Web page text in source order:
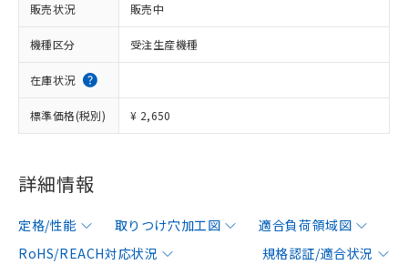
販売状況 販売中
機種区分 受注生産機種
在庫状況
標準価格(税別) ¥ 2,650
詳細情報
定格/性能 取りつけ穴加工図
適合負荷領域図
RoHS/REACH対応状況
規格認証/適合状況